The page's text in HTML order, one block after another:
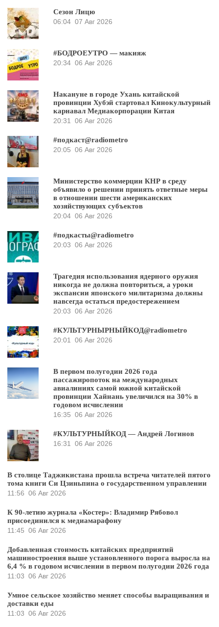
Сезон Лицю
06:04 07 Авг 2026
#БОДРОЕУТРО — макияж
20:34 06 Авг 2026
Накануне в городе Ухань китайской
провинции Хубэй стартовал Кинокультурный
карнавал Медиакорпорации Китая
20:31 06 Авг 2026
#подкаст@radiometro
20:05 06 Авг 2026
Министерство коммерции КНР в среду
объявило о решении принять ответные меры
в отношении шести американских
хозяйствующих субъектов
20:04 06 Авг 2026
#подкасты@radiometro
20:03 06 Авг 2026
Трагедия использования ядерного оружия
никогда не должна повториться, а уроки
экспансии японского милитаризма должны
навсегда остаться предостережением
20:03 06 Авг 2026
#КУЛЬТУРНЫРНЫЙКОД@radiometro
20:01 06 Авг 2026
В первом полугодии 2026 года
пассажиропоток на международных
авиалиниях самой южной китайской
провинции Хайнань увеличился на 30% в
годовом исчислении
16:35 06 Авг 2026
#КУЛЬТУРНЫЙКОД — Андрей Логинов
16:31 06 Авг 2026
В столице Таджикистана прошла встреча читателей пятого
тома книги Си Цзиньпина о государственном управлении
11:56 06 Авг 2026
К 90-летию журнала «Костер»: Владимир Рябовол
присоединился к медиамарафону
11:45 06 Авг 2026
Добавленная стоимость китайских предприятий
машиностроения выше установленного порога выросла на
6,4 % в годовом исчислении в первом полугодии 2026 года
11:03 06 Авг 2026
Умное сельское хозяйство меняет способы выращивания и
доставки еды
11:03 06 Авг 2026